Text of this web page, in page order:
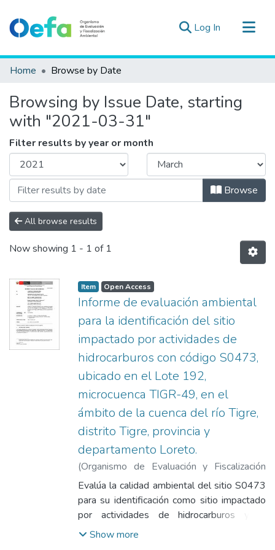
Log In (current)
Communities & Collections
Estad. Externas
Guias ▾
Home Browse by Date
Browsing by Issue Date, starting
with "2021-03-31"
Filter results by year or month
Browse
All browse results
Now showing 1 - 1 of 1
Item Open Access
Informe de evaluación ambiental
para la identificación del sitio
impactado por actividades de
hidrocarburos con código S0473,
ubicado en el Lote 192,
microcuenca TIGR-49, en el
ámbito de la cuenca del río Tigre,
distrito Tigre, provincia y
departamento Loreto.
(Organismo de Evaluación y Fiscalización
Ambiental,2021-03-31) Eneque Puicón,
Armando Martín;León Antunez, Milena
Jenny ;Padilla Santoyo, Marco Antonio
Francisco
Evalúa la calidad ambiental del sitio S0473
para su identificación como sitio impactado
por actividades de hidrocarburos y la
estimación del nivel de riesgo a la salud y al
Show more